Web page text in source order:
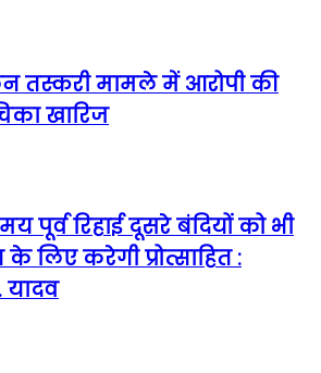
तस्करी मामले में आरोपी की
खारिज
पूर्व रिहाई दूसरे बंदियों को भी
लिए करेगी प्रोत्साहित :
यादव